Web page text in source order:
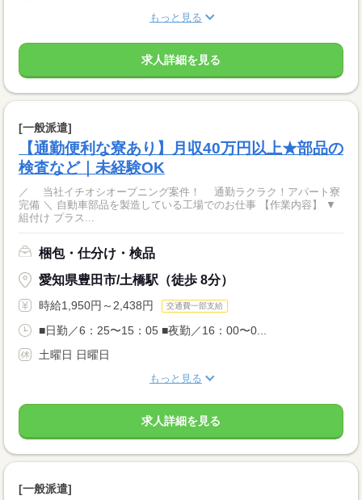
もっと見る
求人詳細を見る
[一般派遣]
【通勤便利な寮あり】月収40万円以上★部品の
検査など｜未経験OK
／ 当社イチオシオープニング案件！ 通勤ラクラク！アパート寮
完備 ＼ 自動車部品を製造している工場でのお仕事 【作業内容】 ▼
組付け プラス...
梱包・仕分け・検品
愛知県豊田市/土橋駅（徒歩 8分）
時給1,950円～2,438円 交通費一部支給
■日勤／6：25〜15：05 ■夜勤／16：00〜0...
土曜日 日曜日
もっと見る
求人詳細を見る
[一般派遣]